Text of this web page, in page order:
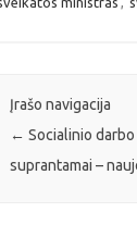
Įrašo navigacija
← Socialinio
suprantamai –